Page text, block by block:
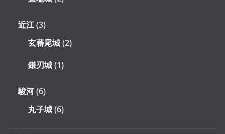
近江(3)
玄蕃尾城(2)
鎌刃城(1)
駿河(6)
丸子城(6)